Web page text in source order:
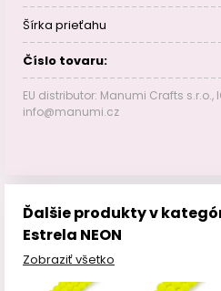
Šírka prieťahu
Číslo tovaru:
EU distributor: Manumi Crafts s.r.o.,
info@manumi.cz
Ďalšie produkty v
Estrela NEON
Zobraziť všetko